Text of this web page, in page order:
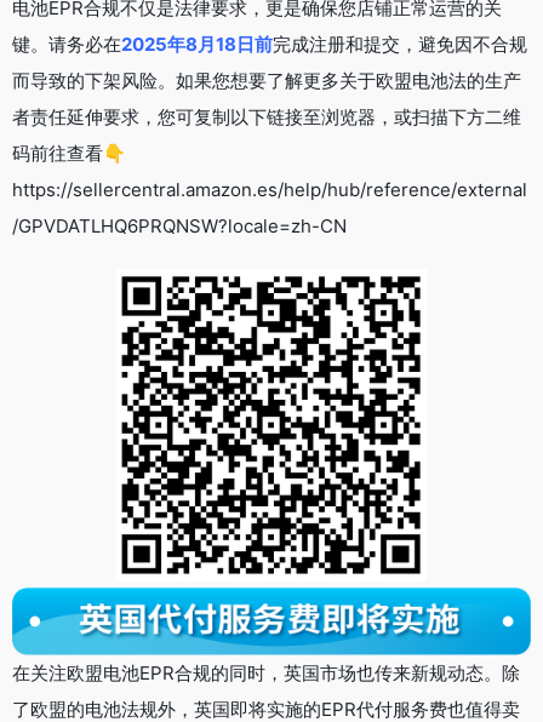
电池EPR合规不仅是法律要求，更是确保您店铺正常运营的关
键。请务必在2025年8月18日前完成注册和提交，避免因不合规
而导致的下架风险。如果您想要了解更多关于欧盟电池法的生产
者责任延伸要求，您可复制以下链接至浏览器，或扫描下方二维
码前往查看👇
https://sellercentral.amazon.es/help/hub/reference/external
/GPVDATLHQ6PRQNSW?locale=zh-CN
在关注欧盟电池EPR合规的同时，英国市场也传来新规动态。除
了欧盟的电池法规外，英国即将实施的EPR代付服务费也值得卖